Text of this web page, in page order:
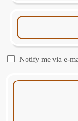
Notify me via e-